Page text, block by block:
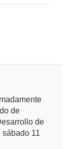
de
de
sábado 11